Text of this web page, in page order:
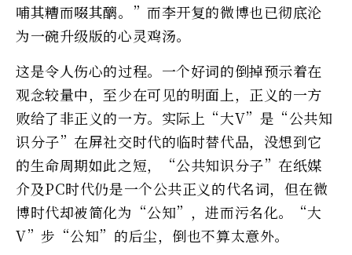
哺其糟而啜其醨。”而李开复的微博也已彻底沦
为一碗升级版的心灵鸡汤。
这是令人伤心的过程。一个好词的倒掉预示着在
观念较量中，至少在可见的明面上，正义的一方
败给了非正义的一方。实际上“大V”是“公共知
识分子”在屏社交时代的临时替代品，没想到它
的生命周期如此之短，“公共知识分子”在纸媒
介及PC时代仍是一个公共正义的代名词，但在微
博时代却被简化为“公知”，进而污名化。“大
V”步“公知”的后尘，倒也不算太意外。